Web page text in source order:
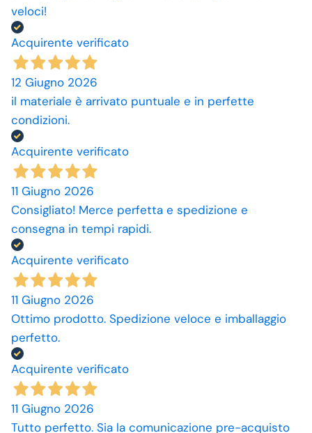
veloci!
Acquirente verificato
12 Giugno 2026
il materiale è arrivato puntuale e in perfette
condizioni.
Acquirente verificato
11 Giugno 2026
Consigliato! Merce perfetta e spedizione e
consegna in tempi rapidi.
Acquirente verificato
11 Giugno 2026
Ottimo prodotto. Spedizione veloce e imballaggio
perfetto.
Acquirente verificato
11 Giugno 2026
Tutto perfetto. Sia la comunicazione pre-acquisto